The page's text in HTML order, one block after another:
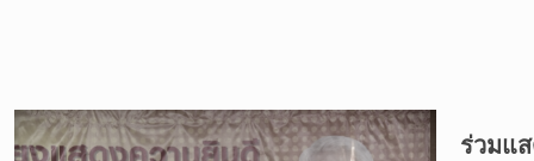
ร่วมแ